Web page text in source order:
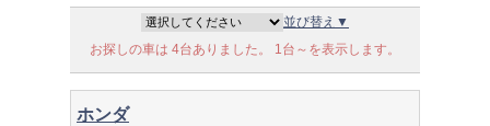
並び替え▼
お探しの車は 4台ありました。 1台～を表示します。
ホンダ